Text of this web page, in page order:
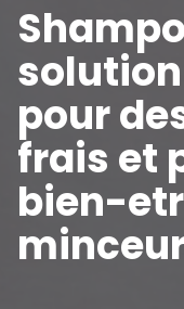
pour
frais et
bien-